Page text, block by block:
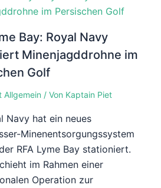
Bay: Royal Navy
Minenjagddrohne im
Golf
Allgemein / Von Kaptain Piet
Navy hat ein neues
Minenentsorgungssystem
RFA Lyme Bay stationiert.
im Rahmen einer
Operation zur